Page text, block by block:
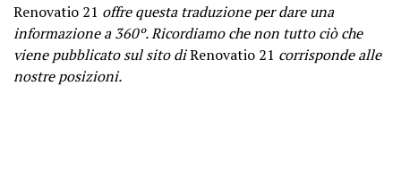
Renovatio 21 offre questa traduzione per dare una
informazione a 360º. Ricordiamo che non tutto ciò che
viene pubblicato sul sito diRenovatio 21 corrisponde alle
nostre posizioni.